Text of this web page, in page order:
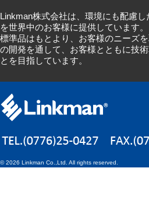
Linkman株式会社は、環境にも配慮し
を世界中のお客様に提供しています。
標準品はもとより、お客様のニーズ
の開発を通して、お客様とともに技
とを目指しています。
©2026 Linkman Co.,Ltd. All rights reserved.